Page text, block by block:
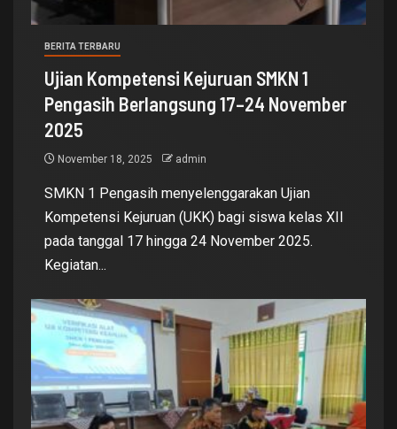
BERITA TERBARU
Ujian Kompetensi Kejuruan SMKN 1
Pengasih Berlangsung 17–24 November
2025
November 18, 2025 admin
SMKN 1 Pengasih menyelenggarakan Ujian
Kompetensi Kejuruan (UKK) bagi siswa kelas XII
pada tanggal 17 hingga 24 November 2025.
Kegiatan...